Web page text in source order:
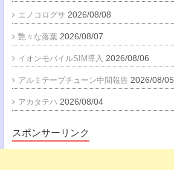
エノコログサ 2026/08/08
艶々な落葉 2026/08/07
イオンモバイルSIM導入 2026/08/06
アルミテープチューン中間報告 2026/08/05
アカタテハ 2026/08/04
スポンサーリンク